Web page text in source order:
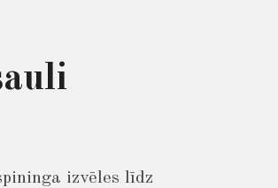
izvēles līdz